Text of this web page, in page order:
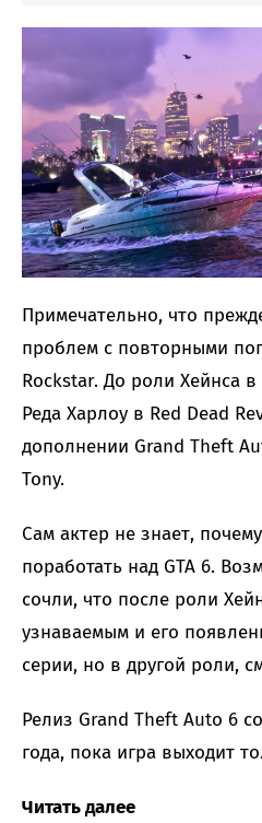
Примечательно, что
проблем с повторными
Rockstar. До роли Хейнса в
Реда Харлоу в Red Dead
дополнении Grand Theft
Tony.
Сам актер не знает,
поработать над GTA 6.
сочли, что после роли
узнаваемым и его
серии, но в другой роли,
Релиз Grand Theft Auto 6
года, пока игра выходит
Читать далее